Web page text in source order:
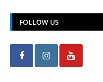
FOLLOW US